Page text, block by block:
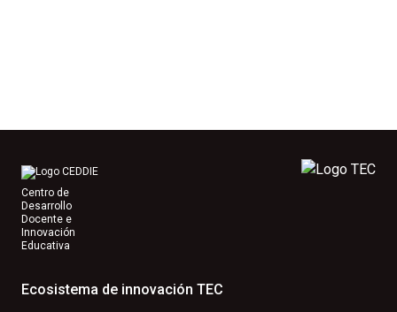
Centro de
Desarrollo
Docente e
Innovación
Educativa
Ecosistema de innovación TEC